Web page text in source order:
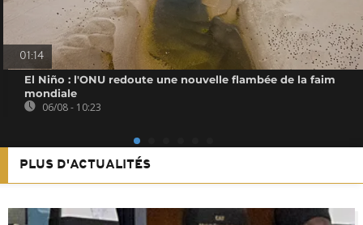
01:14
El Niño : l'ONU redoute une nouvelle flambée de la faim
mondiale
06/08 - 10:23
PLUS D'ACTUALITÉS